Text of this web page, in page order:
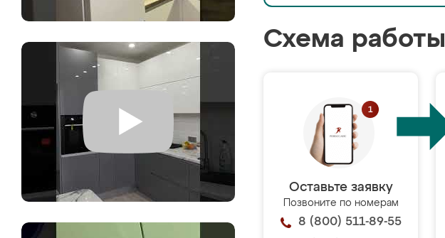
Схема работы
Оставьте заявку
Позвоните по номерам
8 (800) 511-89-55